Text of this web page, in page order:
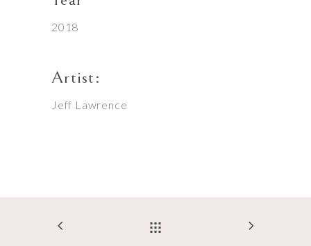
2018
Artist:
Jeff Lawrence